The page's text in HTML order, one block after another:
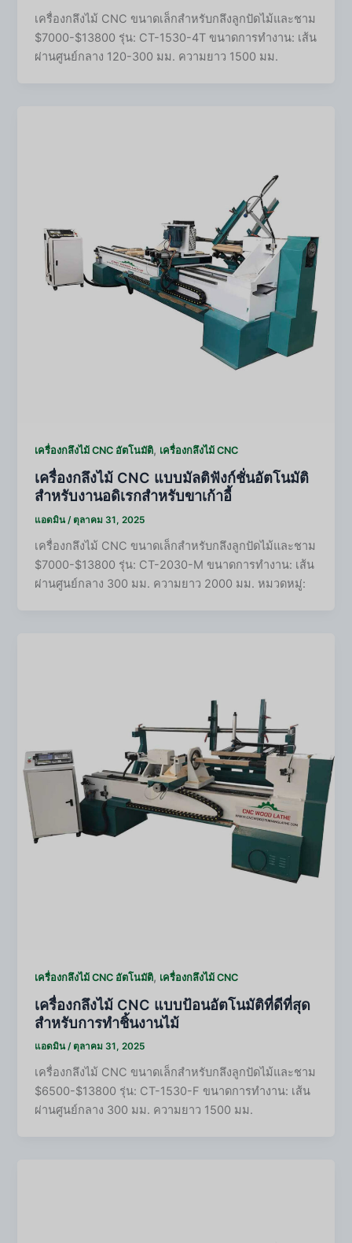
เครื่องกลึงไม้ CNC ขนาดเล็กสำหรับกลึงลูกปัดไม้และชาม
$7000-$13800 รุ่น: CT-1530-4T ขนาดการทำงาน: เส้น
ผ่านศูนย์กลาง 120-300 มม. ความยาว 1500 มม.
เครื่องกลึงไม้ CNC อัตโนมัติ, เครื่องกลึงไม้ CNC
เครื่องกลึงไม้ CNC แบบมัลติฟังก์ชั่นอัตโนมัติ
สำหรับงานอดิเรกสำหรับขาเก้าอี้
แอดมิน/ ตุลาคม 31, 2025
เครื่องกลึงไม้ CNC ขนาดเล็กสำหรับกลึงลูกปัดไม้และชาม
$7000-$13800 รุ่น: CT-2030-M ขนาดการทำงาน: เส้น
ผ่านศูนย์กลาง 300 มม. ความยาว 2000 มม. หมวดหมู่:
เครื่องกลึงไม้ CNC อัตโนมัติ, เครื่องกลึงไม้ CNC
เครื่องกลึงไม้ CNC แบบป้อนอัตโนมัติที่ดีที่สุด
สำหรับการทำชิ้นงานไม้
แอดมิน/ ตุลาคม 31, 2025
เครื่องกลึงไม้ CNC ขนาดเล็กสำหรับกลึงลูกปัดไม้และชาม
$6500-$13800 รุ่น: CT-1530-F ขนาดการทำงาน: เส้น
ผ่านศูนย์กลาง 300 มม. ความยาว 1500 มม.